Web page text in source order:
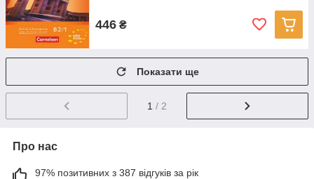
446 ₴
Показати ще
1 / 2
Про нас
97% позитивних з 387 відгуків за рік